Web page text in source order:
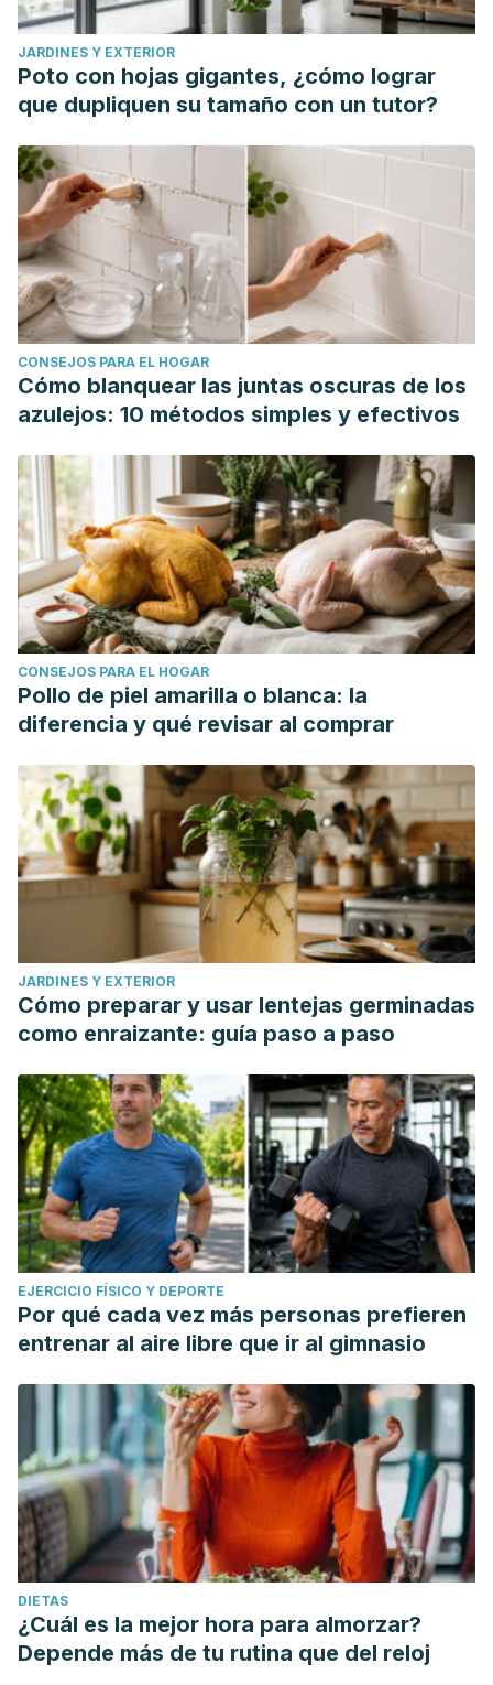
JARDINES Y EXTERIOR
Poto con hojas gigantes, ¿cómo lograr
que dupliquen su tamaño con un tutor?
CONSEJOS PARA EL HOGAR
Cómo blanquear las juntas oscuras de los
azulejos: 10 métodos simples y efectivos
CONSEJOS PARA EL HOGAR
Pollo de piel amarilla o blanca: la
diferencia y qué revisar al comprar
JARDINES Y EXTERIOR
Cómo preparar y usar lentejas germinadas
como enraizante: guía paso a paso
EJERCICIO FÍSICO Y DEPORTE
Por qué cada vez más personas prefieren
entrenar al aire libre que ir al gimnasio
DIETAS
¿Cuál es la mejor hora para almorzar?
Depende más de tu rutina que del reloj